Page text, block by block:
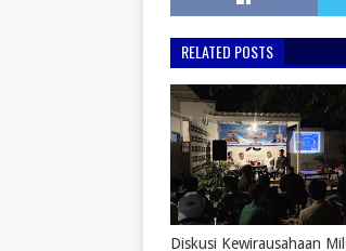
RELATED POSTS
Diskusi Kewirausahaan